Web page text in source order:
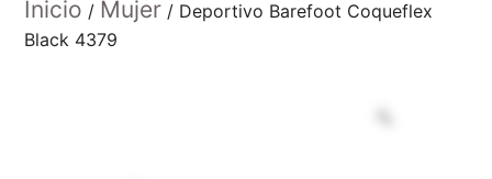
Inicio / Mujer / Deportivo Barefoot Coqueflex
Black 4379